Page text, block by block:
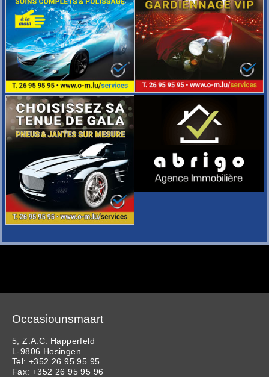
Occasiounsmaart
5, Z.A.C. Happerfeld
L-9806 Hosingen
Tel: +352 26 95 95 95
Fax: +352 26 95 95 96